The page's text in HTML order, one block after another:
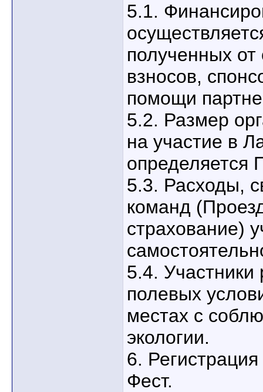
5.1.
полученных
взносов,
помощи
5.2. Размер
на участие в
5.3. Расходы,
команд
страхование)
5.4.
полевых
местах с
экологии.
6.
Фест.